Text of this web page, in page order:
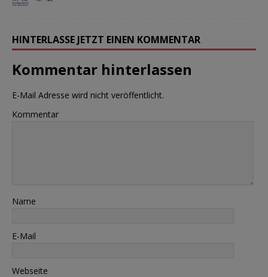
HINTERLASSE JETZT EINEN KOMMENTAR
Kommentar hinterlassen
E-Mail Adresse wird nicht veröffentlicht.
Kommentar
Name
E-Mail
Webseite